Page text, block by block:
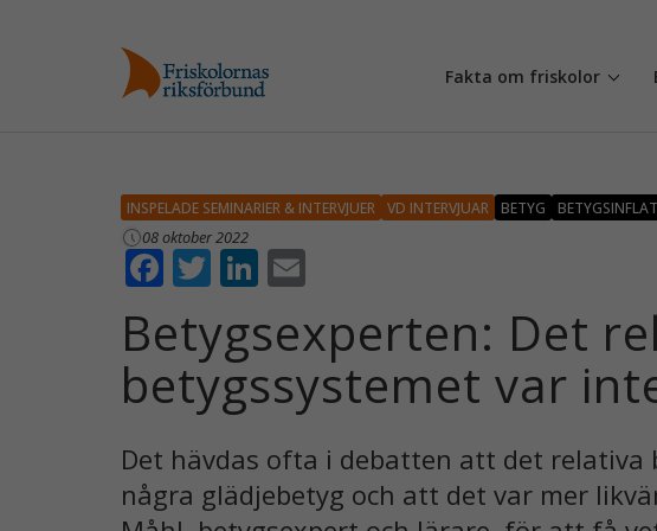
Fakta om friskolor
INSPELADE SEMINARIER & INTERVJUER VD INTERVJUAR BETYG
08 oktober 2022
F
ac
e
b
o
o
k
T
itt
er
Li
k
e
dI
n
ai
l
Betygsexperten: Det
betygssystemet var
Det hävdas ofta i debatten att det relativa
några glädjebetyg och att det var mer